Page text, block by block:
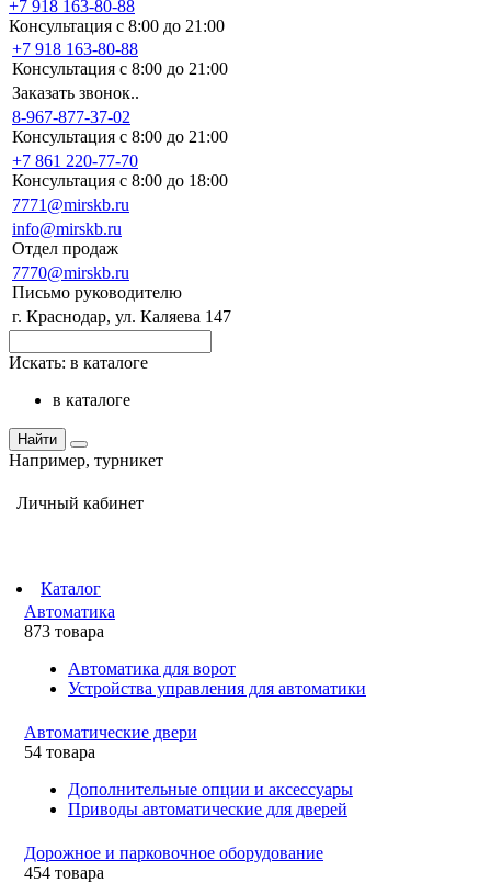
+7 918 163-80-88
Консультация с 8:00 до 21:00
+7 918 163-80-88
Консультация с 8:00 до 21:00
Заказать звонок..
8-967-877-37-02
Консультация с 8:00 до 21:00
+7 861 220-77-70
Консультация с 8:00 до 18:00
7771@mirskb.ru
info@mirskb.ru
Отдел продаж
7770@mirskb.ru
Письмо руководителю
г. Краснодар, ул. Каляева 147
Искать: в каталоге
в каталоге
Найти
Например, турникет
Личный кабинет
Каталог
Автоматика
873 товара
Автоматика для ворот
Устройства управления для автоматики
Автоматические двери
54 товара
Дополнительные опции и аксессуары
Приводы автоматические для дверей
Дорожное и парковочное оборудование
454 товара